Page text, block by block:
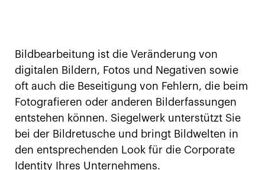
Bildbearbeitung ist die Veränderung von
digitalen Bildern, Fotos und Negativen sowie
oft auch die Beseitigung von Fehlern, die beim
Fotografieren oder anderen Bilderfassungen
entstehen können. Siegelwerk unterstützt Sie
bei der Bildretusche und bringt Bildwelten in
den entsprechenden Look für die Corporate
Identity Ihres Unternehmens.